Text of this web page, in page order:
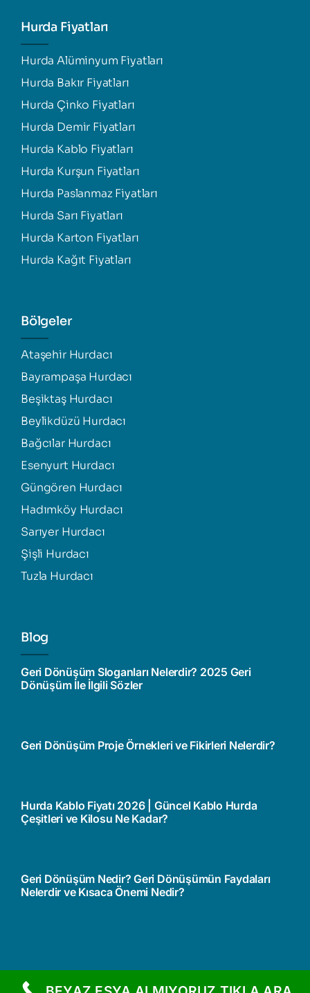
Hurda Fiyatları
Hurda Alüminyum Fiyatları
Hurda Bakır Fiyatları
Hurda Çinko Fiyatları
Hurda Demir Fiyatları
Hurda Kablo Fiyatları
Hurda Kurşun Fiyatları
Hurda Paslanmaz Fiyatları
Hurda Sarı Fiyatları
Hurda Karton Fiyatları
Hurda Kağıt Fiyatları
Bölgeler
Ataşehir Hurdacı
Bayrampaşa Hurdacı
Beşiktaş Hurdacı
Beylikdüzü Hurdacı
Bağcılar Hurdacı
Esenyurt Hurdacı
Güngören Hurdacı
Hadımköy Hurdacı
Sarıyer Hurdacı
Şişli Hurdacı
Tuzla Hurdacı
Blog
Geri Dönüşüm Sloganları Nelerdir? 2025 Geri
Dönüşüm İle İlgili Sözler
Geri Dönüşüm Proje Örnekleri ve Fikirleri Nelerdir?
Hurda Kablo Fiyatı 2026 | Güncel Kablo Hurda
Çeşitleri ve Kilosu Ne Kadar?
Geri Dönüşüm Nedir? Geri Dönüşümün Faydaları
Nelerdir ve Kısaca Önemi Nedir?